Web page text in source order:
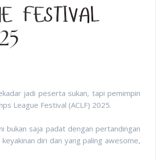
jadi peserta sukan, tapi pemimpin
League Festival (ACLF) 2025.
bukan saja padat dengan pertandingan
diri dan yang paling awesome,